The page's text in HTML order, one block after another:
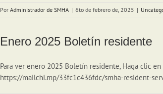
PorAdministrador de SMHA | 6to de febrero de, 2025 |
Enero 2025 Boletín residente
Para ver enero 2025 Boletín residente, Haga clic
https://mailchi.mp/33fc1c436fdc/smha-resident-